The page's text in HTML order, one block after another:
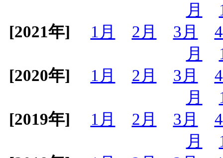
月
[2021年]
1月 2月 3月
月
[2020年]
1月 2月 3月
月
[2019年]
1月 2月 3月
月